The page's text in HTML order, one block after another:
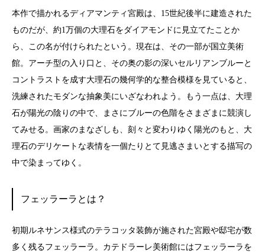
本作で描かれるディアマンティ宮殿は、15世紀後半に建造された
ものだが、約1万個の大理石をダイアモンドに見立てたことか
ら、この名が付けられたという。現在は、その一部が国立美術
館。アーチ型の入り口と、その奥の影の深いセルリアンブルーと
コントラストを成す大理石の幾何学的な整合模様を見ていると、
洗練されたモダンな抽象美にいざなわれよう。もう一点は、大理
石が陽光の陰りの中で、まさにブルーの色階をさまざまに競演し
てみせる。画家のまなざしも、刻々と変わりゆく陽光のもと、大
理石のデリケートな表情を一個たりとて見逃さまいとする描写の
中で染まってゆく。
フェッラーラとは？
初期ルネサンス様式のテラコッタ装飾が施された宮殿や邸宅が数
多く残るフェッラーラ。カテドラーレ美術館にはフェッラーラを